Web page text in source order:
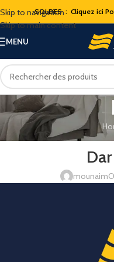
Skip to navigation
Skip to main content
SOLDES : Cliquez ici
MENU
mounaim